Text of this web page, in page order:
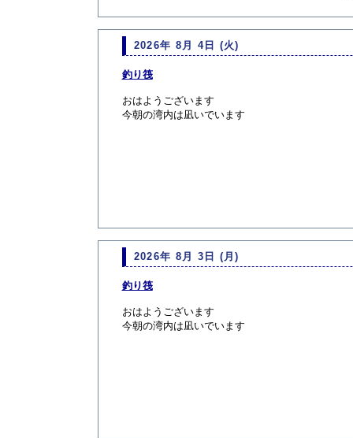
2026年 8月 4日 (火)
釣り筏
おはようございます
今朝の湾内は凪いでいます
2026年 8月 3日 (月)
釣り筏
おはようございます
今朝の湾内は凪いでいます